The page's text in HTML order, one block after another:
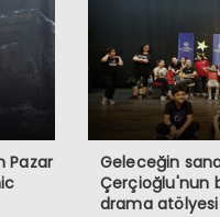
Pazar
Geleceğin
Çerçioğlu'nun
drama